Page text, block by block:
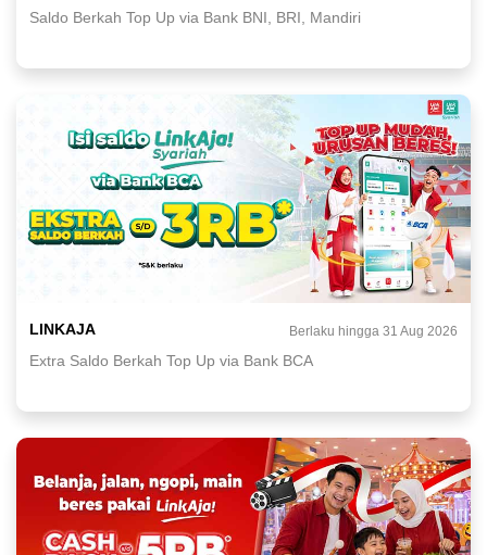
Saldo Berkah Top Up via Bank BNI, BRI, Mandiri
LINKAJA Berlaku hingga 31 Aug 2026
Extra Saldo Berkah Top Up via Bank BCA